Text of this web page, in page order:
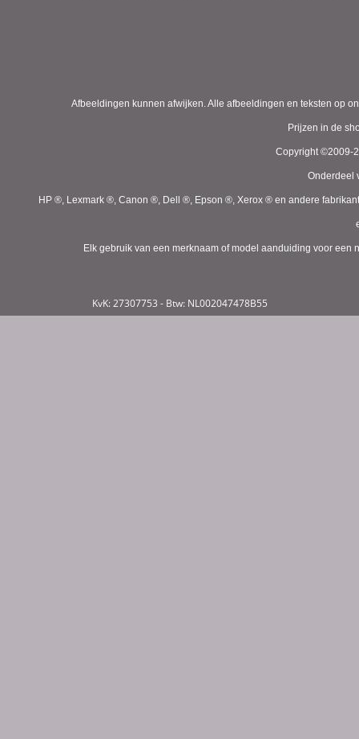
Afbeeldingen kunnen afwijken. Alle afbeeldingen en teksten op
Prijzen in de
Copyright ©2009-
Onderdeel
HP ®, Lexmark ®, Canon ®, Dell ®, Epson ®, Xerox ® en andere
Elk gebruik van een merknaam of model aanduiding voor
KvK: 27307753 - Btw: NL002047478B55